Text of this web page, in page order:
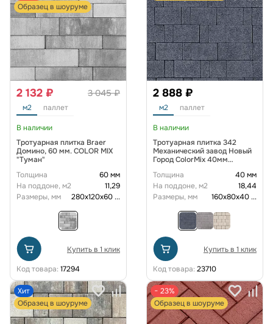
Образец в шоуруме
3 045 ₽
2 132 ₽
м2 паллет
В наличии
Тротуарная плитка Braer
Домино, 60 мм. COLOR MIX
"Туман"
Толщина
60 мм
На поддоне, м2
11,29
Размеры, мм
280х120х60...
Купить в 1 клик
Код товара: 17294
2 888 ₽
м2 паллет
В наличии
Тротуарная плитка 342
Механический завод Новый
Город ColorMix 40мм
Толщина
40 мм
На поддоне, м2
18,44
Размеры, мм
160х80х40...
Купить в 1 клик
Код товара: 23710
Хит
Образец в шоуруме
− 23%
Образец в шоуруме